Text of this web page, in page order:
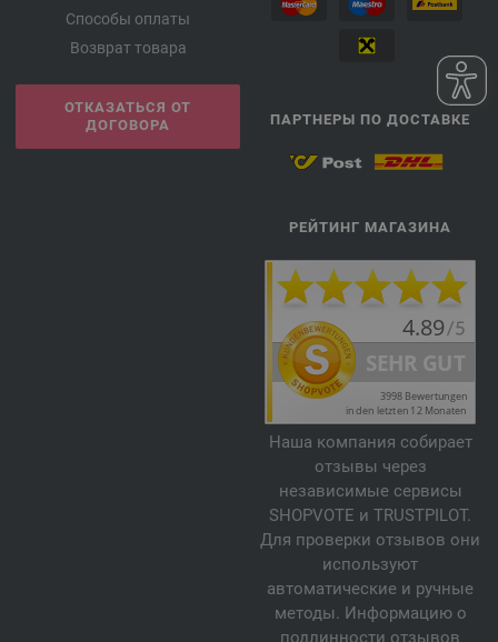
Способы оплаты
Возврат товара
ОТКАЗАТЬСЯ ОТ
ДОГОВОРА
ПАРТНЕРЫ ПО ДОСТАВКЕ
РЕЙТИНГ МАГАЗИНА
Наша компания собирает
отзывы через
независимые сервисы
SHOPVOTE и TRUSTPILOT.
Для проверки отзывов они
используют
автоматические и ручные
методы. Информацию о
подлинности отзывов